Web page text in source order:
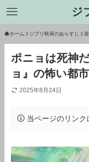
ジ
ホーム ジブリ映画のあらすじ
ポニョは死神
ョ』の怖い都
2025年8月24日
当ページのリンク